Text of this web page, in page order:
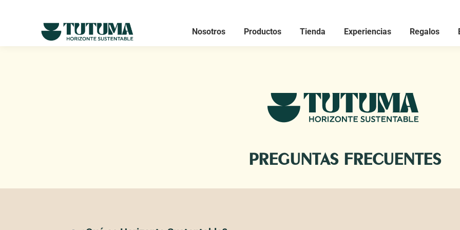
Nosotros Productos Tienda Experiencias Regalos
PREGUNTAS FRECUENTES